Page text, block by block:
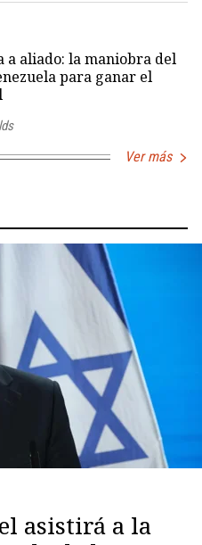
a aliado: la maniobra del
para ganar el
Ver más
asistirá a la